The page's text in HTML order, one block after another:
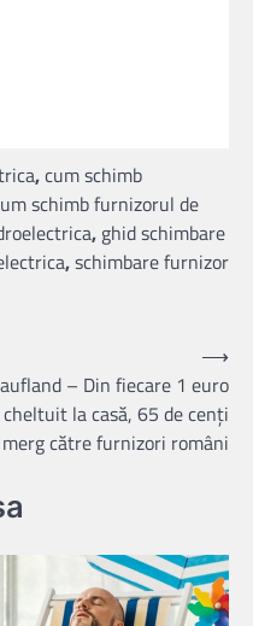
,cum schimb
schimb furnizorul de
, ghid schimbare
,schimbare furnizor
– Din fiecare 1 euro
cheltuit la casă, 65 de cenți
merg către furnizori români
⟶